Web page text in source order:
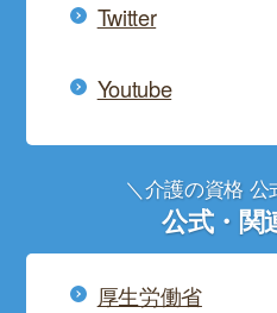
Twitter
Youtube
＼介護の資格
公式・関
厚生労働省